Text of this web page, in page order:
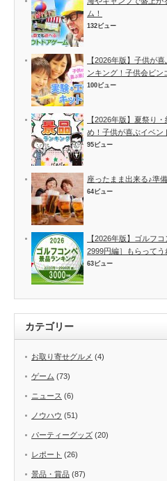
ム！
132ビュー
【2026年版】子供が
ンキング！子供会ビン
100ビュー
【2026年版】夏祭り
め！子供が喜ぶイベン
95ビュー
座ったまま出来る♪準
64ビュー
【2026年版】ゴルフ
2999円編］もらって
63ビュー
カテゴリー
お取り寄せグルメ (4)
ゲーム (73)
ニュース (6)
ノウハウ (51)
パーティーグッズ (20)
レポート (26)
景品・賞品 (87)